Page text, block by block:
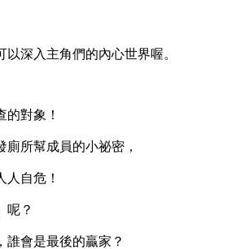
深入主角們的內心世界喔。
對象！
所幫成員的小祕密，
自危！
呢？
會是最後的贏家？